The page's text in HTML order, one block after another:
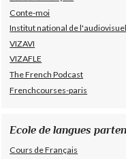
Conte-moi
Institut national de l'audiovisuel
VIZAVI
VIZAFLE
The French Podcast
Frenchcourses-paris
Ecole de langues
Cours de Français